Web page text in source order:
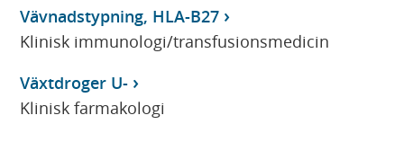
Vävnadstypning, HLA-B27
Klinisk immunologi/transfusionsmedicin
Växtdroger U-
Klinisk farmakologi